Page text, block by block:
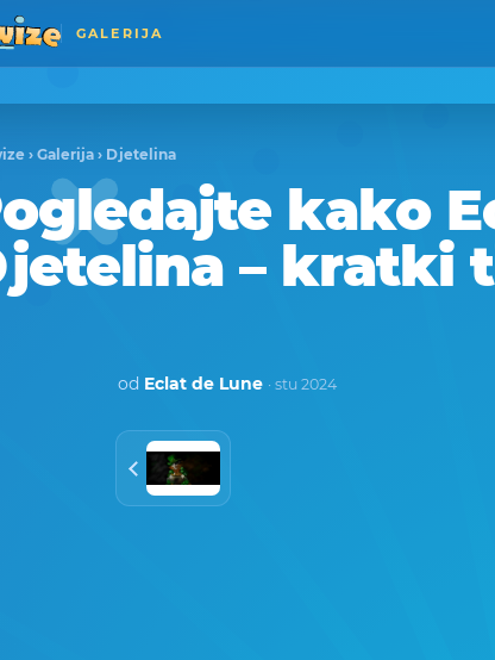
GALERIJA
› Galerija › Djetelina
kako
– kratki
od Eclat de Lune · stu 2024